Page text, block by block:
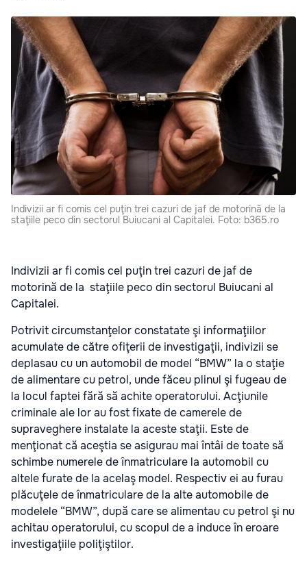
Indivizii ar fi comis cel puţin trei cazuri de jaf de motorină de la
staţiile peco din sectorul Buiucani al Capitalei. Foto: b365.ro
Indivizii ar fi comis cel puţin trei cazuri de jaf de
motorină de la staţiile peco din sectorul Buiucani al
Capitalei.
Potrivit circumstanţelor constatate şi informaţiilor
acumulate de către ofiţerii de investigaţii, indivizii se
deplasau cu un automobil de model “BMW” la o staţie
de alimentare cu petrol, unde făceu plinul şi fugeau de
la locul faptei fără să achite operatorului. Acţiunile
criminale ale lor au fost fixate de camerele de
supraveghere instalate la aceste staţii. Este de
menţionat că aceştia se asigurau mai întâi de toate să
schimbe numerele de înmatriculare la automobil cu
altele furate de la acelaş model. Respectiv ei au furau
plăcuţele de înmatriculare de la alte automobile de
modelele “BMW”, după care se alimentau cu petrol şi nu
achitau operatorului, cu scopul de a induce în eroare
investigaţiile poliţiştilor.